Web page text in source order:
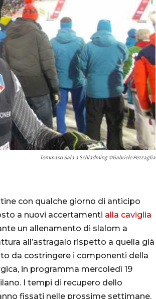
Tommaso Sala a Schladming ©Gabriele Pezzaglia
con qualche giorno di anticipo
a nuovi accertamenti alla caviglia
un allenamento di slalom a
all’astragalo rispetto a quella già
da costringere i componenti della
in programma mercoledì 19
I tempi di recupero dello
fissati nelle prossime settimane.